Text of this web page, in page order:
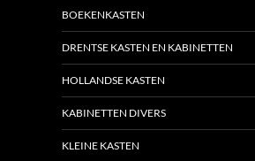
BOEKENKASTEN
DRENTSE KASTEN EN KABINETTEN
HOLLANDSE KASTEN
KABINETTEN DIVERS
KLEINE KASTEN